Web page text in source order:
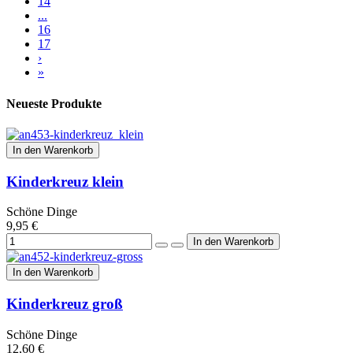
...
16
17
›
»
Neueste Produkte
In den Warenkorb
Kinderkreuz klein
Schöne Dinge
9,95 €
In den Warenkorb
Kinderkreuz groß
Schöne Dinge
12,60 €